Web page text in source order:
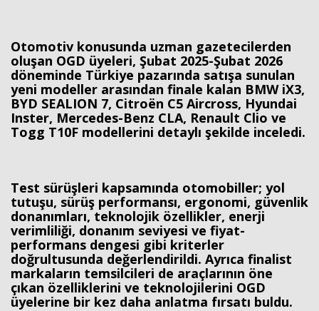
Otomotiv konusunda uzman gazetecilerden
oluşan OGD üyeleri, Şubat 2025-Şubat 2026
döneminde Türkiye pazarında satışa sunulan
yeni modeller arasından finale kalan BMW iX3,
BYD SEALION 7, Citroën C5 Aircross, Hyundai
Inster, Mercedes-Benz CLA, Renault Clio ve
Togg T10F modellerini detaylı şekilde inceledi.
Test sürüşleri kapsamında otomobiller; yol
tutuşu, sürüş performansı, ergonomi, güvenlik
donanımları, teknolojik özellikler, enerji
verimliliği, donanım seviyesi ve fiyat-
performans dengesi gibi kriterler
doğrultusunda değerlendirildi. Ayrıca finalist
markaların temsilcileri de araçlarının öne
çıkan özelliklerini ve teknolojilerini OGD
üyelerine bir kez daha anlatma fırsatı buldu.